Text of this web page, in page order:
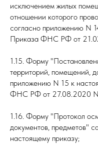
исключением жилых
отношении которого
согласно приложению N
Приказа ФНС РФ от
1.15. Форму
территорий, помещений,
приложению N 15 к
ФНС РФ от 27.08.2020
1.16. Форму "Протокол
документов, предметов"
настоящему приказу;